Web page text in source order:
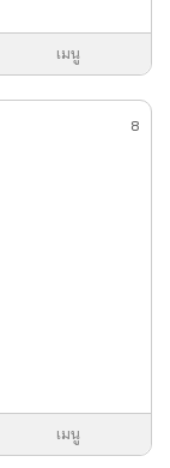
เมนู
8
เมนู